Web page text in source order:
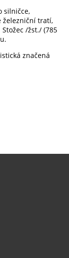
silničce,
železniční tratí,
/žst./ (785
značená